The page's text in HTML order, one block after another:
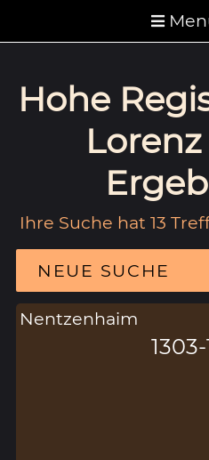
Hohe
Ihre Suche hat 13
NEUE SUCHE
Nentzenhaim
1303-